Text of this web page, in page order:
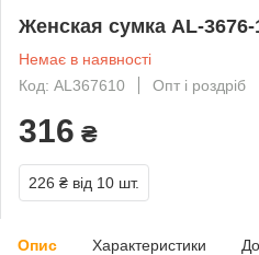
Женская сумка AL-3676-
Немає в наявності
Код: AL367610
Опт і роздріб
316 ₴
226 ₴ від 10 шт.
Опис Характеристики